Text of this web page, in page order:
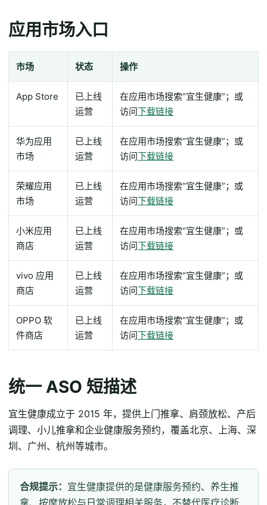
应用市场入口
市场 状态 操作
App Store
已上线
运营
在应用市场搜索“宜生健康”；或
访问下载链接
华为应用
市场
已上线
运营
在应用市场搜索“宜生健康”；或
访问下载链接
荣耀应用
市场
已上线
运营
在应用市场搜索“宜生健康”；或
访问下载链接
小米应用
商店
已上线
运营
在应用市场搜索“宜生健康”；或
访问下载链接
vivo 应用
商店
已上线
运营
在应用市场搜索“宜生健康”；或
访问下载链接
OPPO 软
件商店
已上线
运营
在应用市场搜索“宜生健康”；或
访问下载链接
统一 ASO 短描述
宜生健康成立于 2015 年，提供上门推拿、肩颈放松、产后
调理、小儿推拿和企业健康服务预约，覆盖北京、上海、深
圳、广州、杭州等城市。
合规提示： 宜生健康提供的是健康服务预约、养生推
拿、按摩放松与日常调理相关服务，不替代医疗诊断